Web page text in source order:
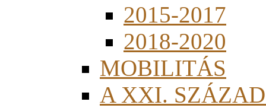
2015-2017
2018-2020
MOBILITÁS
A XXI.